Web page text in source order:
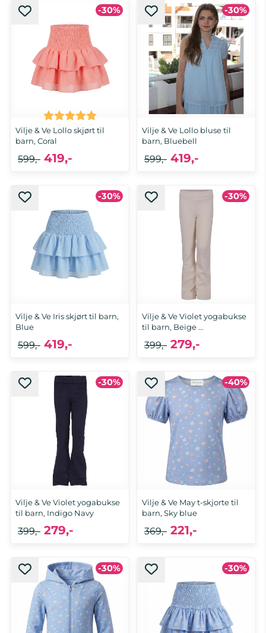
-30%
Vilje & Ve Lollo skjørt til
barn, Coral
419,-
599,-
Karakter: 5.0 av 5 mulige
-30%
Vilje & Ve Lollo bluse til
barn, Bluebell
419,-
599,-
-30%
Vilje & Ve Iris skjørt til barn,
Blue
419,-
599,-
-30%
Vilje & Ve Violet yogabukse
til barn, Beige ...
279,-
399,-
-30%
Vilje & Ve Violet yogabukse
til barn, Indigo Navy
279,-
399,-
-40%
Vilje & Ve May t-skjorte til
barn, Sky blue
221,-
369,-
-30% -30%